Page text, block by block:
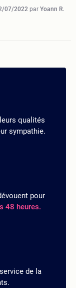
07/2022 par Yoann R.
qualités
sympathie.
pour
48 heures.
de la